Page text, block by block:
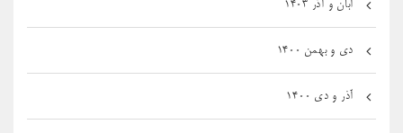
آبان و آذر ۱۴۰۳
دی و بهمن ۱۴۰۰
آذر و دی ۱۴۰۰